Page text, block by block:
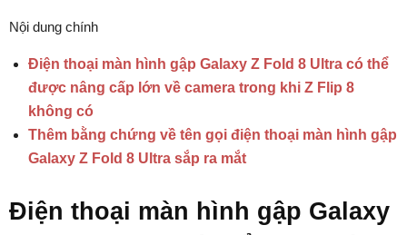
Nội dung chính
Điện thoại màn hình gập Galaxy Z Fold 8 Ultra có thể
được nâng cấp lớn về camera trong khi Z Flip 8
không có
Thêm bằng chứng về tên gọi điện thoại màn hình gập
Galaxy Z Fold 8 Ultra sắp ra mắt
Điện thoại màn hình gập Galaxy